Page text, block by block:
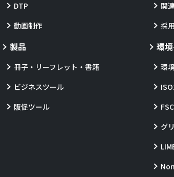
DTP
動画制作
製品
冊子・リーフレット・書籍
ビジネスツール
販促ツール
関
採
環
環
グ